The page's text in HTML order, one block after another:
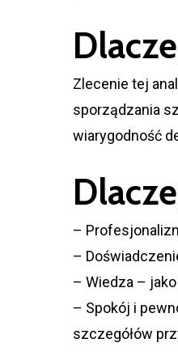
Zlecenie tej
sporządzania
wiarygodność
–
–
– Wiedza –
– Spokój i
szczegółów